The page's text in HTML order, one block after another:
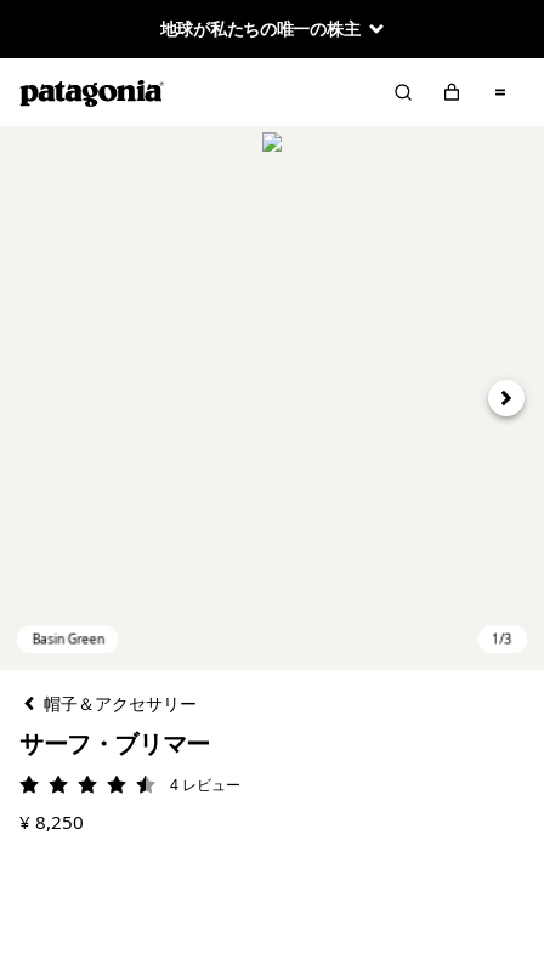
地球が私たちの唯一の株主
次へ
帽子＆アクセサリー
サーフ・ブリマー
評価: 4.5 / 5
4 レビュー
¥ 8,250